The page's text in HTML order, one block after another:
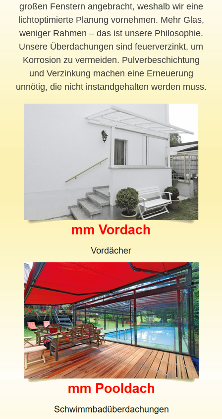
großen Fenstern angebracht, weshalb wir eine
lichtoptimierte Planung vornehmen. Mehr Glas,
weniger Rahmen – das ist unsere Philosophie.
Unsere Überdachungen sind feuerverzinkt, um
Korrosion zu vermeiden. Pulverbeschichtung
und Verzinkung machen eine Erneuerung
unnötig, die nicht instandgehalten werden muss.